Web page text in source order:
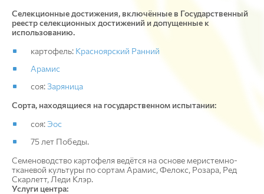
Селекционные достижения, включённые в Государственный
реестр селекционных достижений и допущенные к
использованию.
картофель: Красноярский Ранний
Арамис
соя:Заряница
Сорта, находящиеся на государственном испытании:
соя: Эос
75 лет Победы.
Семеноводство картофеля ведётся на основе меристемно-
тканевой культуры по сортам Арамис, Фелокс, Розара, Ред
Скарлетт, Леди Клэр.
Услуги центра: